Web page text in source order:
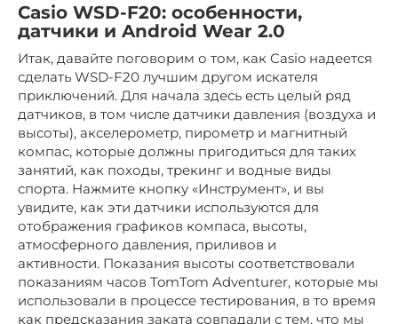
Casio WSD-F20: особенности,
датчики и Android Wear 2.0
Итак, давайте поговорим о том, как Casio надеется
сделать WSD-F20 лучшим другом искателя
приключений. Для начала здесь есть целый ряд
датчиков, в том числе датчики давления (воздуха и
высоты), акселерометр, пирометр и магнитный
компас, которые должны пригодиться для таких
занятий, как походы, трекинг и водные виды
спорта. Нажмите кнопку «Инструмент», и вы
увидите, как эти датчики используются для
отображения графиков компаса, высоты,
атмосферного давления, приливов и
активности. Показания высоты соответствовали
показаниям часов TomTom Adventurer, которые мы
использовали в процессе тестирования, в то время
как предсказания заката совпадали с тем, что мы